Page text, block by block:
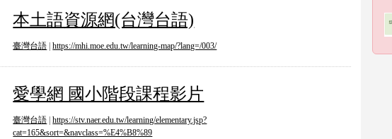
本土語資源網(台灣台語)
本土語資源網(台灣台語)
臺灣台語 |https://mhi.moe.edu.tw/learning-map/?lang=/003/
愛學網 國小階段課程影片
愛學網 國小階段課程影片
臺灣台語 |https://stv.naer.edu.tw/learning/elementary.jsp?
cat=165&sort=&navclass=%E4%B8%89